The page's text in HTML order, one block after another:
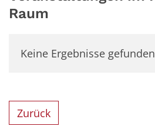
Raum
Keine Ergebnisse gefunden
Zurück